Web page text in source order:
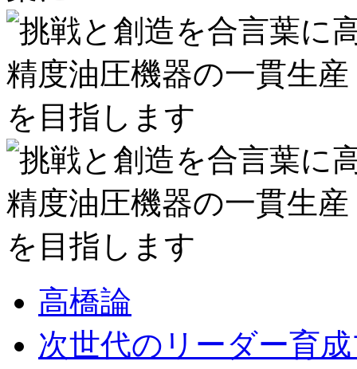
高橋論
次世代のリーダー育